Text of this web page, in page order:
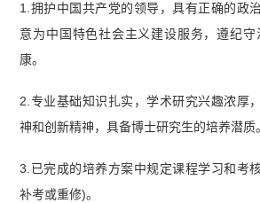
1.拥护中国共产党的领导，具有正确的政
意为中国特色社会主义建设服务，遵纪
康。
2.专业基础知识扎实，学术研究兴趣浓厚
神和创新精神，具备博士研究生的培养潜质
3.已完成的培养方案中规定课程学习和考
补考或重修)。